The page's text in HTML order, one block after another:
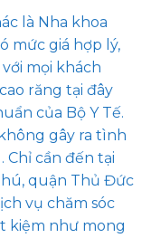
là Nha khoa
mức giá hợp lý,
mọi khách
răng tại đây
của Bộ Y Tế.
gây ra tình
cần đến tại
quận Thủ Đức
vụ chăm sóc
kiệm như mong